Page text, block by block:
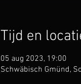
Tijd en
05 aug 2023, 19:00
Schwäbisch Gmünd,